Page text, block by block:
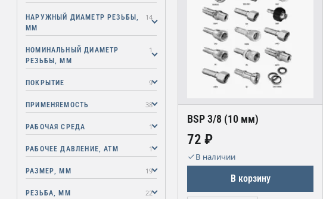
НАРУЖНЫЙ ДИАМЕТР РЕЗЬБЫ,
ММ
14
НОМИНАЛЬНЫЙ ДИАМЕТР
РЕЗЬБЫ, ММ
1
ПОКРЫТИЕ 9
ПРИМЕНЯЕМОСТЬ 38
РАБОЧАЯ СРЕДА 1
РАБОЧЕЕ ДАВЛЕНИЕ, АТМ 1
РАЗМЕР, ММ 19
РЕЗЬБА, ММ 22
BSP 3/8 (10 мм)
72 ₽
В наличии
В корзину